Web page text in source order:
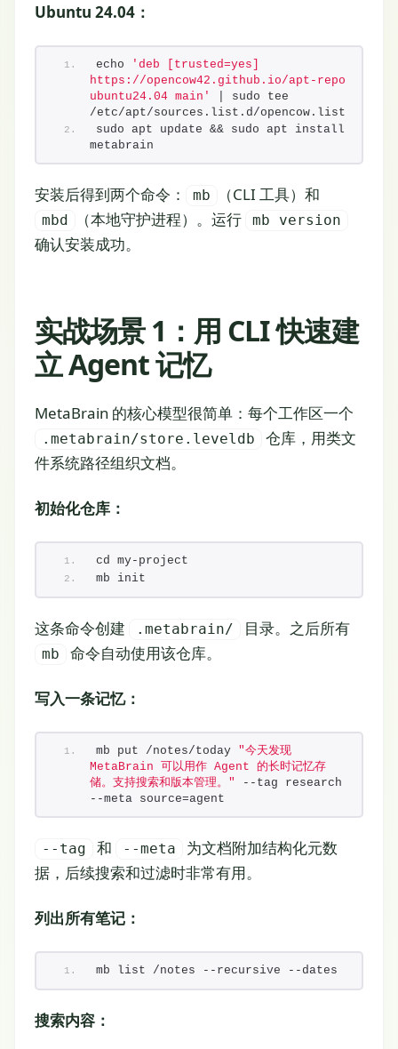
Ubuntu 24.04：
echo
'deb [trusted=yes]
https://opencow42.github.io/apt-repo
ubuntu24.04 main'
| sudo tee
/etc/apt/sources.list.d/opencow.list
sudo apt update && sudo apt install
metabrain
安装后得到两个命令： mb （CLI 工具）和
mbd （本地守护进程）。运行 mb version
确认安装成功。
实战场景 1：用 CLI 快速建
立 Agent 记忆
MetaBrain 的核心模型很简单：每个工作区一个
.metabrain/store.leveldb
仓库，用类文
件系统路径组织文档。
初始化仓库：
cd my-project
mb init
这条命令创建 .metabrain/ 目录。之后所有
mb 命令自动使用该仓库。
写入一条记忆：
mb put /notes/today "今天发现
MetaBrain 可以用作 Agent 的长时记忆存
储。支持搜索和版本管理。"
--tag research
--meta source=agent
--tag 和 --meta
为文档附加结构化元数
据，后续搜索和过滤时非常有用。
列出所有笔记：
mb list /notes --recursive --dates
搜索内容：